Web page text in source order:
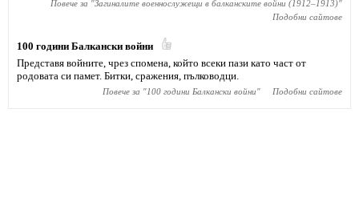
Повече за "Загиналите военнослужещи в балканските войни (1912–1913)"
Подобни сайтове
100 години Балкански войни
Представя войните, чрез спомена, който всеки пази като част от
родовата си памет. Битки, сражения, пълководци.
Повече за "100 години Балкански войни" Подобни сайтове